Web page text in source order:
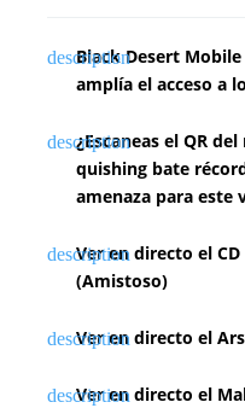
Black Desert
amplía el acceso a
¿Escaneas el QR
quishing bate
amenaza para este
Ver en directo el CD
(Amistoso)
Ver en directo el
Ver en directo el